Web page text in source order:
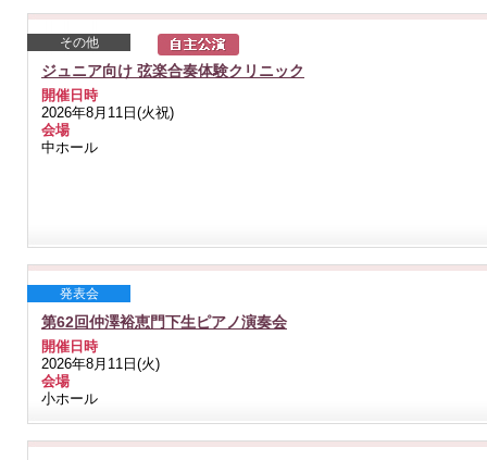
その他
ジュニア向け 弦楽合奏体験クリニック
開催日時
2026年8月11日(火祝)
会場
中ホール
発表会
第62回仲澤裕恵門下生ピアノ演奏会
開催日時
2026年8月11日(火)
会場
小ホール